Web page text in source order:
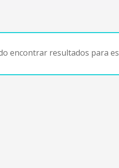
encontrar resultados para